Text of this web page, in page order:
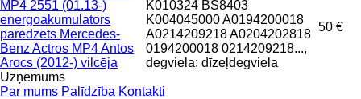
MP4 2551 (01.13-)
energoakumulators
paredzēts Mercedes-
Benz Actros MP4 Antos
Arocs (2012-) vilcēja
K010324 BS8403
K004045000 A0194200018
A0214209218 A0204202818
0194200018 0214209218...,
degviela: dīzeļdegviela
50 €
Uzņēmums
Par mums Palīdzība Kontakti